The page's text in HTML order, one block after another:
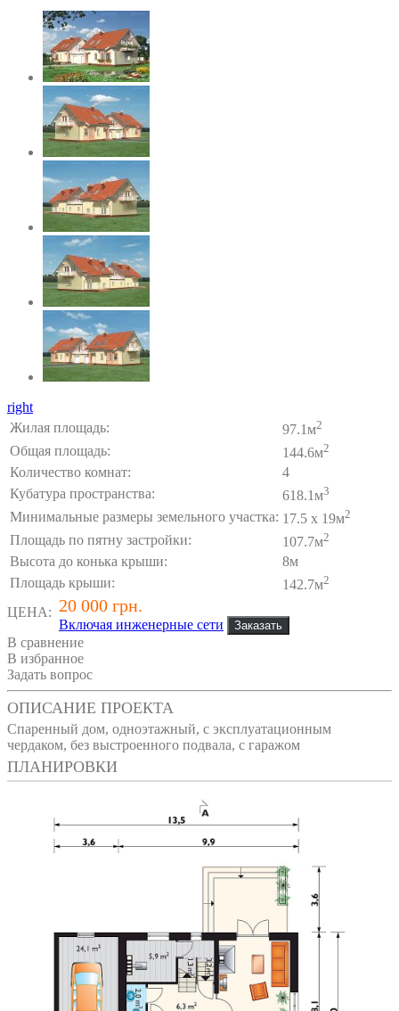
right
Жилая площадь:
97.1м2
Общая площадь: 144.6м2
Количество комнат:
4
Кубатура пространства:
618.1м3
Минимальные размеры земельного участка: 17.5 x 19м2
Площадь по пятну застройки: 107.7м2
Высота до конька крыши:
8м
Площадь крыши:
142.7м2
ЦЕНА: 20 000 грн.
Включая инженерные сети
В сравнение
В избранное
Задать вопрос
ОПИСАНИЕ ПРОЕКТА
Спаренный дом, одноэтажный, с эксплуатационным
чердаком, без выстроенного подвала, с гаражом
ПЛАНИРОВКИ